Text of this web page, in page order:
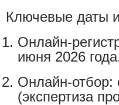
Ключевые даты
Онлайн-
июня 2026
Онлайн-отбор:
(экспертиза